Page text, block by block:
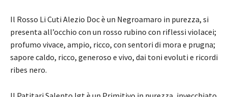
Il Rosso Li Cuti Alezio Doc è un Negroamaro in purezza, si
presenta all’occhio con un rosso rubino con riflessi violacei;
profumo vivace, ampio, ricco, con sentori di mora e prugna;
sapore caldo, ricco, generoso e vivo, dai toni evoluti e ricordi
ribes nero.